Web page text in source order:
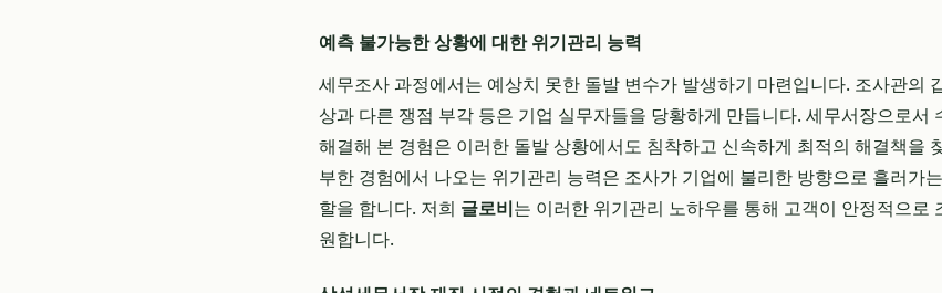
예측 불가능한 상황에 대한 위기관리 능력
세무조사 과정에서는 예상치 못한 돌발 변수가 발생하기 마련입니다. 조사관의
상과 다른 쟁점 부각 등은 기업 실무자들을 당황하게 만듭니다. 세무서장으로서
해결해 본 경험은 이러한 돌발 상황에서도 침착하고 신속하게 최적의 해결책을
부한 경험에서 나오는 위기관리 능력은 조사가 기업에 불리한 방향으로 흘러가
할을 합니다. 저희 글로비는 이러한 위기관리 노하우를 통해 고객이 안정적으로
원합니다.